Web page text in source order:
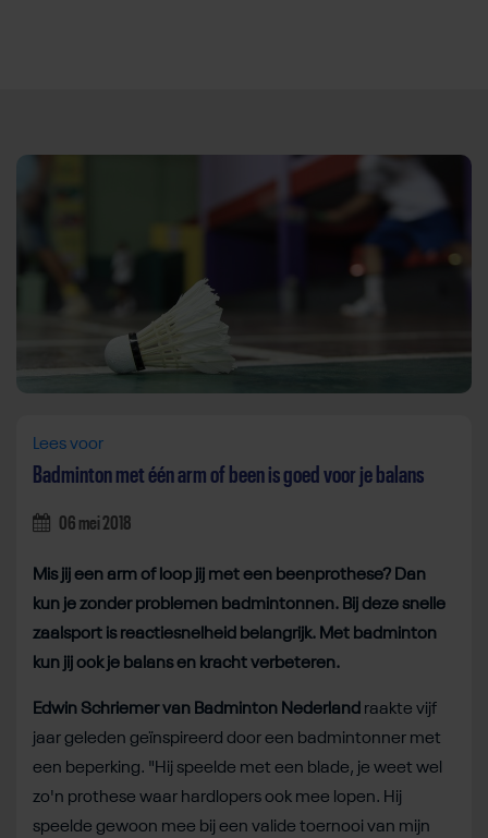
Direct door naar content
Lees voor
Badminton met één arm of been is goed voor je balans
06 mei 2018
Mis jij een arm of loop jij met een beenprothese? Dan
kun je zonder problemen badmintonnen. Bij deze snelle
zaalsport is reactiesnelheid belangrijk. Met badminton
kun jij ook je balans en kracht verbeteren.
Edwin Schriemer van Badminton Nederland raakte vijf
jaar geleden geïnspireerd door een badmintonner met
een beperking. "Hij speelde met een blade, je weet wel
zo'n prothese waar hardlopers ook mee lopen. Hij
speelde gewoon mee bij een valide toernooi van mijn